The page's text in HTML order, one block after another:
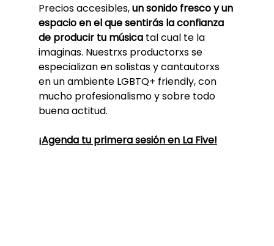
Precios accesibles, un sonido fresco y un
espacio en el que sentirás la confianza
de producir tu música tal cual te la
imaginas. Nuestrxs productorxs se
especializan en solistas y cantautorxs
en un ambiente LGBTQ+ friendly, con
mucho profesionalismo y sobre todo
buena actitud.
¡Agenda tu primera sesión en La Five!